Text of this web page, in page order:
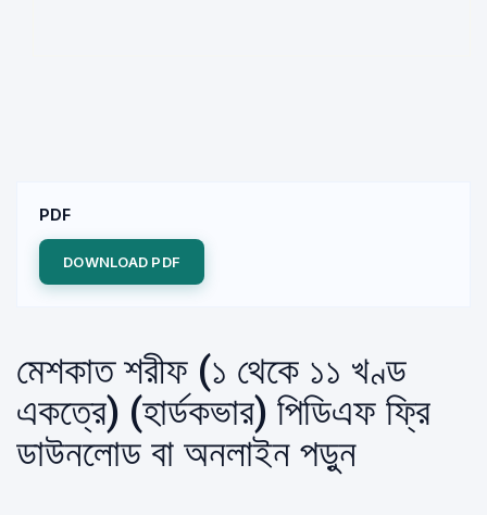
PDF
DOWNLOAD PDF
মেশকাত শরীফ (১ থেকে ১১ খণ্ড
একত্রে) (হার্ডকভার) পিডিএফ ফ্রি
ডাউনলোড বা অনলাইন পড়ুন